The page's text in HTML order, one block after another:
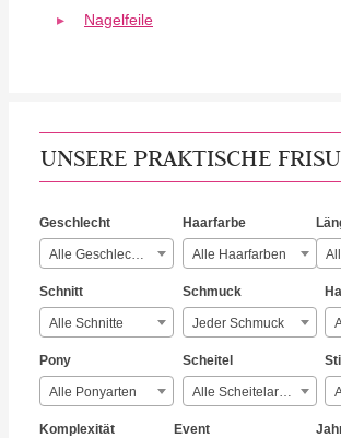
Nagelfeile
UNSERE PRAKTISCHE
Geschlecht
Alle Geschlechter
Haarfarbe
Alle Haarfarben
Schnitt
Alle Schnitte
Schmuck
Jeder Schmuck
Pony
Alle Ponyarten
Scheitel
Alle Scheitelarten
Stil
Komplexität Event